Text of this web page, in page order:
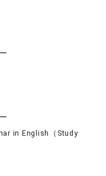
in English（Study